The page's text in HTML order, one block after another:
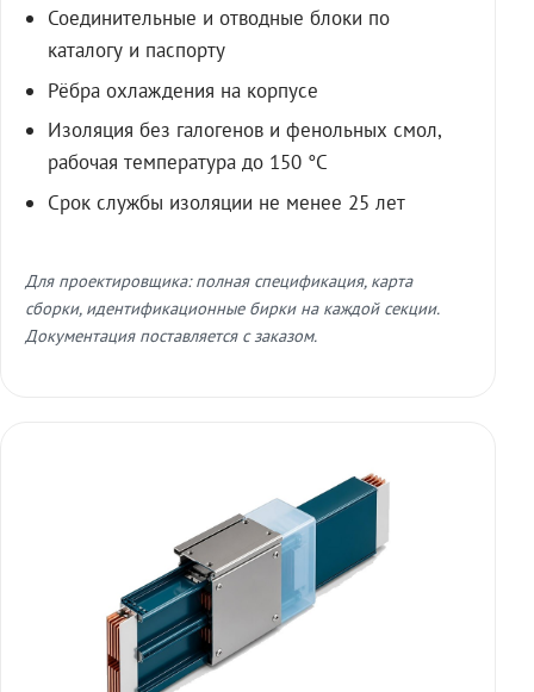
Соединительные и отводные блоки по
каталогу и паспорту
Рёбра охлаждения на корпусе
Изоляция без галогенов и фенольных смол,
рабочая температура до 150 °C
Срок службы изоляции не менее 25 лет
Для проектировщика: полная спецификация, карта
сборки, идентификационные бирки на каждой секции.
Документация поставляется с заказом.